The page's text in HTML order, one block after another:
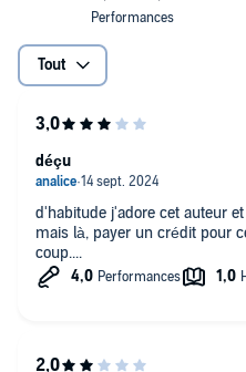
Tout
d'habitude j'adore cet auteur
mais là, payer un crédit pour
coup....
déçu